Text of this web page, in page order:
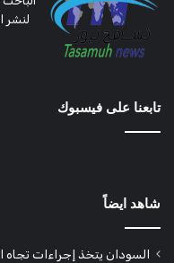
لنشر
تابعنا على فيسبوك
شاهد ايضاً
السودان يتخذ إجراءات تجاه